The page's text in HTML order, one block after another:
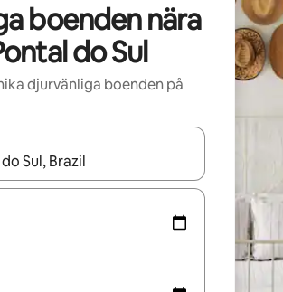
boenden nära
do Sul
djurvänliga boenden på
kan du navigera med upp- och